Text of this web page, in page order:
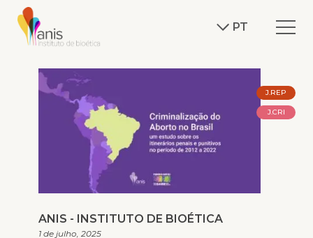
PT
J.REP
J.CRI
ANIS - INSTITUTO DE BIOÉTICA
1 de julho, 2025